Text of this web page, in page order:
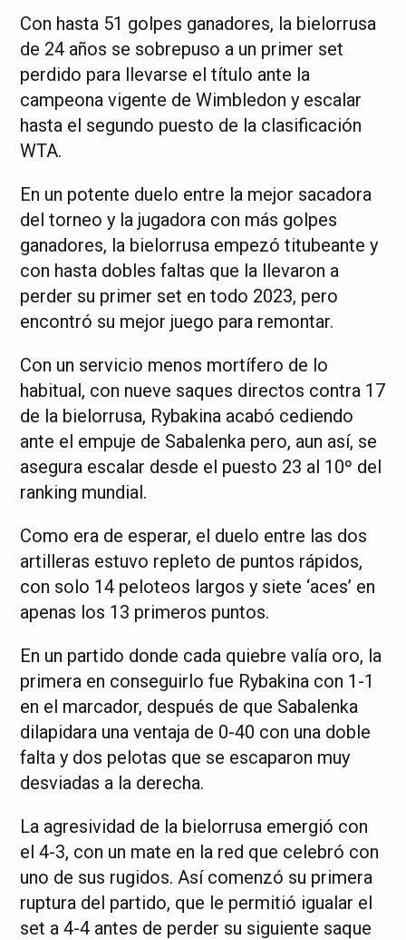
Con hasta 51 golpes ganadores, la bielorrusa
de 24 años se sobrepuso a un primer set
perdido para llevarse el título ante la
campeona vigente de Wimbledon y escalar
hasta el segundo puesto de la clasificación
WTA.
En un potente duelo entre la mejor sacadora
del torneo y la jugadora con más golpes
ganadores, la bielorrusa empezó titubeante y
con hasta dobles faltas que la llevaron a
perder su primer set en todo 2023, pero
encontró su mejor juego para remontar.
Con un servicio menos mortífero de lo
habitual, con nueve saques directos contra 17
de la bielorrusa, Rybakina acabó cediendo
ante el empuje de Sabalenka pero, aun así, se
asegura escalar desde el puesto 23 al 10º del
ranking mundial.
Como era de esperar, el duelo entre las dos
artilleras estuvo repleto de puntos rápidos,
con solo 14 peloteos largos y siete ‘aces’ en
apenas los 13 primeros puntos.
En un partido donde cada quiebre valía oro, la
primera en conseguirlo fue Rybakina con 1-1
en el marcador, después de que Sabalenka
dilapidara una ventaja de 0-40 con una doble
falta y dos pelotas que se escaparon muy
desviadas a la derecha.
La agresividad de la bielorrusa emergió con
el 4-3, con un mate en la red que celebró con
uno de sus rugidos. Así comenzó su primera
ruptura del partido, que le permitió igualar el
set a 4-4 antes de perder su siguiente saque